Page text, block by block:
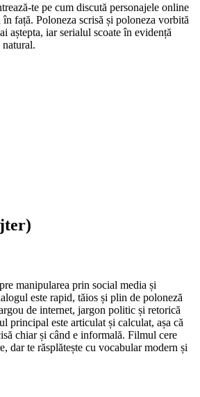
te pe cum discută personajele online
față. Poloneza scrisă și poloneza vorbită
aștepta, iar serialul scoate în evidență
natural.
manipularea prin social media și
este rapid, tăios și plin de poloneză
de internet, jargon politic și retorică
principal este articulat și calculat, așa că
chiar și când e informală. Filmul cere
dar te răsplătește cu vocabular modern și